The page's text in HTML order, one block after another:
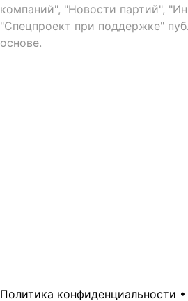
компаний", "Новости партий",
"Спецпроект при поддержке"
основе.
Политика конфиденциальности •